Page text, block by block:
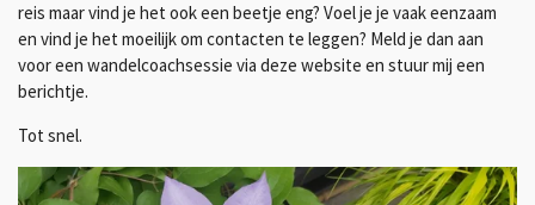
reis maar vind je het ook een beetje eng? Voel je je vaak eenzaam
en vind je het moeilijk om contacten te leggen? Meld je dan aan
voor een wandelcoachsessie via deze website en stuur mij een
berichtje.
Tot snel.